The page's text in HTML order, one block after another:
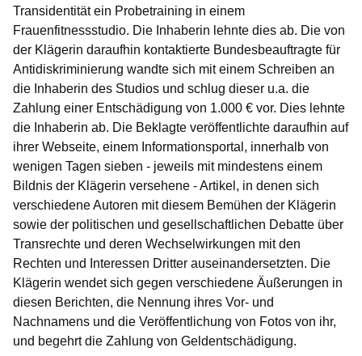
Transidentität ein Probetraining in einem
Frauenfitnessstudio. Die Inhaberin lehnte dies ab. Die von
der Klägerin daraufhin kontaktierte Bundesbeauftragte für
Antidiskriminierung wandte sich mit einem Schreiben an
die Inhaberin des Studios und schlug dieser u.a. die
Zahlung einer Entschädigung von 1.000 € vor. Dies lehnte
die Inhaberin ab. Die Beklagte veröffentlichte daraufhin auf
ihrer Webseite, einem Informationsportal, innerhalb von
wenigen Tagen sieben - jeweils mit mindestens einem
Bildnis der Klägerin versehene - Artikel, in denen sich
verschiedene Autoren mit diesem Bemühen der Klägerin
sowie der politischen und gesellschaftlichen Debatte über
Transrechte und deren Wechselwirkungen mit den
Rechten und Interessen Dritter auseinandersetzten. Die
Klägerin wendet sich gegen verschiedene Äußerungen in
diesen Berichten, die Nennung ihres Vor- und
Nachnamens und die Veröffentlichung von Fotos von ihr,
und begehrt die Zahlung von Geldentschädigung.